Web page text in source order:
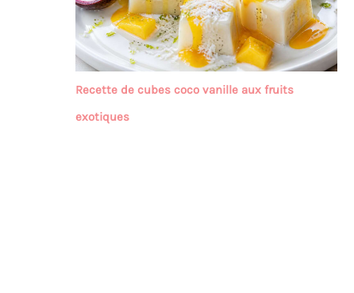
Recette de cubes coco vanille aux fruits
exotiques